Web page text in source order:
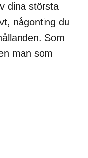
dina största
någonting du
Som
man som